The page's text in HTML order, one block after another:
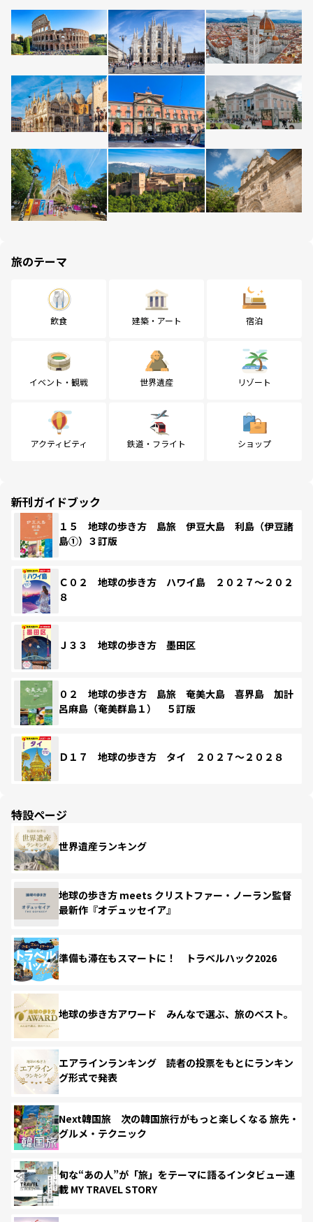
旅のテーマ
飲食 建築・アート 宿泊
イベント・観戦 世界遺産 リゾート
アクティビティ 鉄道・フライト ショップ
新刊ガイドブック
１５ 地球の歩き方 島旅 伊豆大島 利島（伊豆諸
島①）３訂版
Ｃ０２ 地球の歩き方 ハワイ島 ２０２７～２０２
８
Ｊ３３ 地球の歩き方 墨田区
０２ 地球の歩き方 島旅 奄美大島 喜界島 加計
呂麻島（奄美群島１） ５訂版
Ｄ１７ 地球の歩き方 タイ ２０２７～２０２８
特設ページ
世界遺産ランキング
地球の歩き方 meets クリストファー・ノーラン監督
最新作『オデュッセイア』
準備も滞在もスマートに！ トラベルハック2026
地球の歩き方アワード みんなで選ぶ、旅のベスト。
エアラインランキング 読者の投票をもとにランキン
グ形式で発表
Next韓国旅 次の韓国旅行がもっと楽しくなる 旅先・
グルメ・テクニック
旬な“あの人”が「旅」をテーマに語るインタビュー連
載 MY TRAVEL STORY